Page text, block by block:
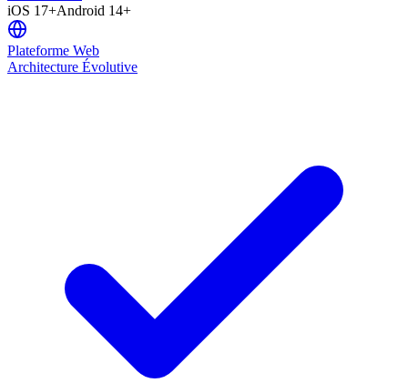
iOS 17+Android 14+
Plateforme Web
Architecture Évolutive